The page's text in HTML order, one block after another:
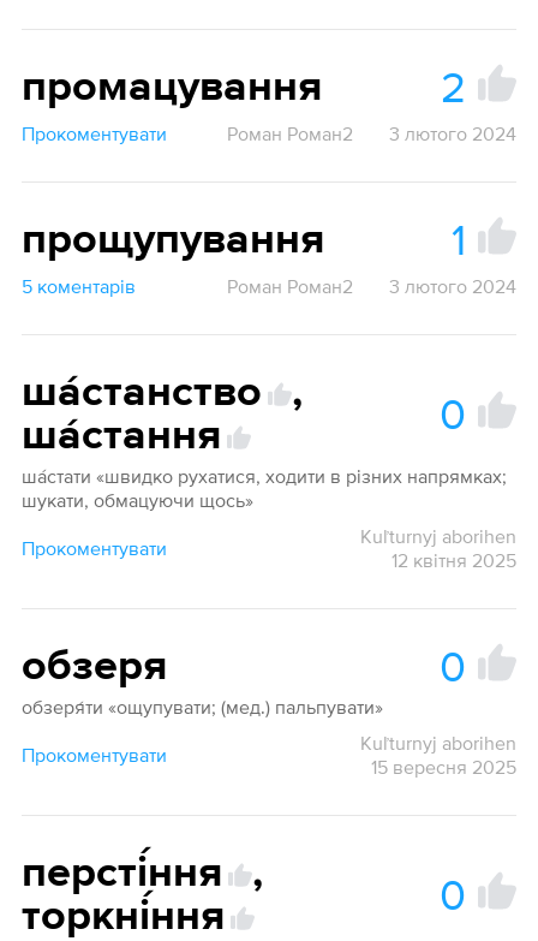
промацування 2
Прокоментувати Роман Роман2 3 лютого 2024
прощупування 1
5 коментарів Роман Роман2 3 лютого 2024
ша́станство
,
ша́стання
0
ша́стати «швидко рухатися, ходити в різних напрямках;
шукати, обмацуючи щось»
Прокоментувати
Kuľturnyj aborihen
12 квітня 2025
обзеря 0
обзеря́ти «ощупувати; (мед.) пальпувати»
Прокоментувати
Kuľturnyj aborihen
15 вересня 2025
персті́ння
,
торкні́ння
0